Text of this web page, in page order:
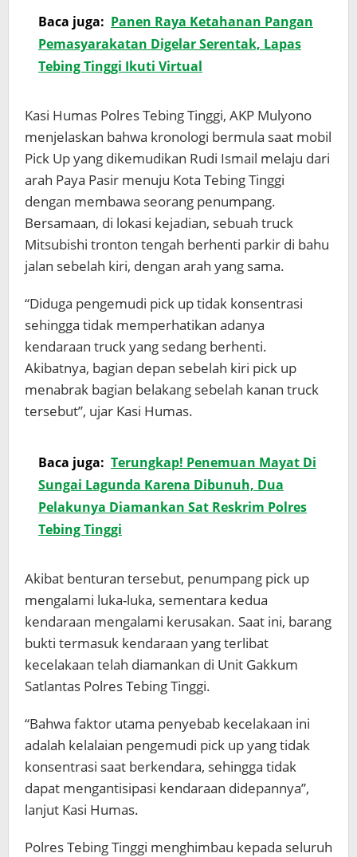
Baca juga: Panen Raya Ketahanan Pangan
Pemasyarakatan Digelar Serentak, Lapas
Tebing Tinggi Ikuti Virtual
Kasi Humas Polres Tebing Tinggi, AKP Mulyono
menjelaskan bahwa kronologi bermula saat mobil
Pick Up yang dikemudikan Rudi Ismail melaju dari
arah Paya Pasir menuju Kota Tebing Tinggi
dengan membawa seorang penumpang.
Bersamaan, di lokasi kejadian, sebuah truck
Mitsubishi tronton tengah berhenti parkir di bahu
jalan sebelah kiri, dengan arah yang sama.
“Diduga pengemudi pick up tidak konsentrasi
sehingga tidak memperhatikan adanya
kendaraan truck yang sedang berhenti.
Akibatnya, bagian depan sebelah kiri pick up
menabrak bagian belakang sebelah kanan truck
tersebut”, ujar Kasi Humas.
Baca juga: Terungkap! Penemuan Mayat Di
Sungai Lagunda Karena Dibunuh, Dua
Pelakunya Diamankan Sat Reskrim Polres
Tebing Tinggi
Akibat benturan tersebut, penumpang pick up
mengalami luka-luka, sementara kedua
kendaraan mengalami kerusakan. Saat ini, barang
bukti termasuk kendaraan yang terlibat
kecelakaan telah diamankan di Unit Gakkum
Satlantas Polres Tebing Tinggi.
“Bahwa faktor utama penyebab kecelakaan ini
adalah kelalaian pengemudi pick up yang tidak
konsentrasi saat berkendara, sehingga tidak
dapat mengantisipasi kendaraan didepannya”,
lanjut Kasi Humas.
Polres Tebing Tinggi menghimbau kepada seluruh